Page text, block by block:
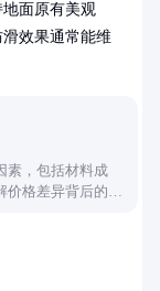
面原有美观
效果通常能维
素，包括材料成
价格差异背后的逻